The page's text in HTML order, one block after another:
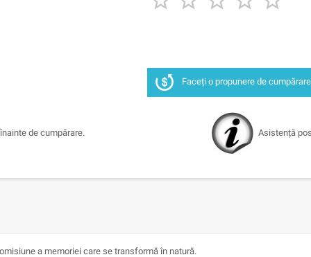
Faceți o propunere de cumpărare
de cumpărare. Asistență
a memoriei care se transformă în natură.